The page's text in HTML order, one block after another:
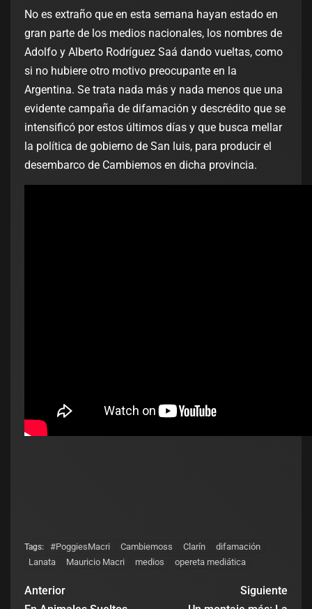
No es extraño que en esta semana hayan estado en
gran parte de los medios nacionales, los nombres de
Adolfo y Alberto Rodríguez Saá dando vueltas, como
si no hubiere otro motivo preocupante en la
Argentina. Se trata nada más y nada menos que una
evidente campaña de difamación y descrédito que se
intensificó por estos últimos días y que busca mellar
la política de gobierno de San luis, para producir el
desembarco de Cambiemos en dicha provincia.
Tags: #PoggiesMacri Cambiemoss Clarín
difamación
Lanata
Mauricio Macri medios opereta mediática
Anterior
Siguiente